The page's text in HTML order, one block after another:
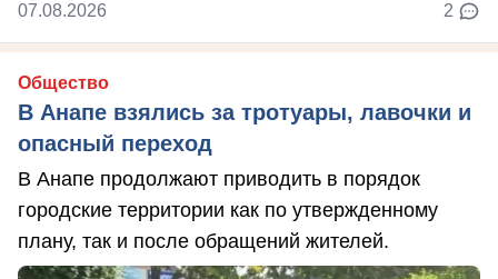
07.08.2026 2
Общество
В Анапе взялись за тротуары, лавочки и
опасный переход
В Анапе продолжают приводить в порядок
городские территории как по утвержденному
плану, так и после обращений жителей.